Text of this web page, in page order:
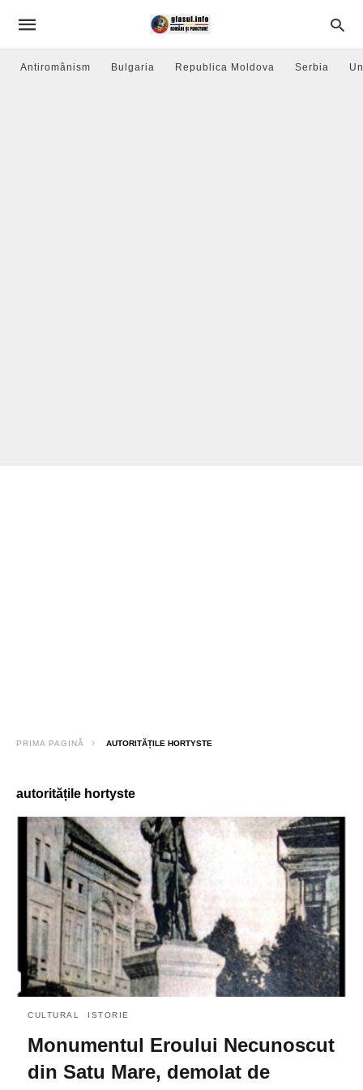
Antiromânism Bulgaria Republica Moldova Serbia
PRIMA PAGINĂ AUTORITĂȚILE HORTYSTE
autoritățile hortyste
CULTURAL ISTORIE
Monumentul Eroului Necunoscut
din Satu Mare, demolat de